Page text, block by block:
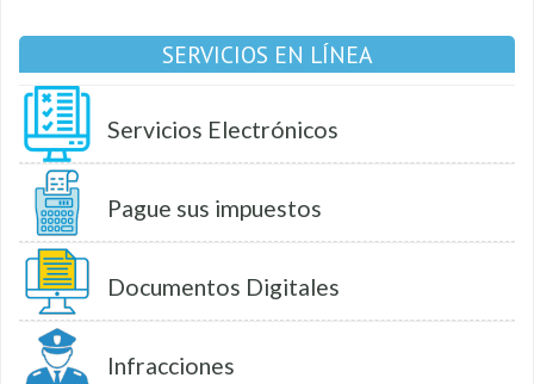
SERVICIOS EN LÍNEA
Servicios Electrónicos
Pague sus impuestos
Documentos Digitales
Infracciones